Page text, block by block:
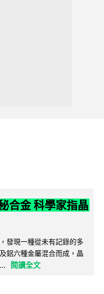
合金 科學家指晶
發現一種從未有記錄的多
鋁六種金屬混合而成，晶
閱讀全文